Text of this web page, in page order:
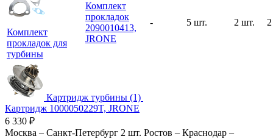
Комплект
прокладок для
турбины
Комплект
прокладок
2090010413,
JRONE
- 5 шт. 2 шт.
Картридж турбины (1)
Картридж 1000050229T, JRONE
6 330 ₽
Москва – Санкт-Петербург 2 шт. Ростов – Краснодар –